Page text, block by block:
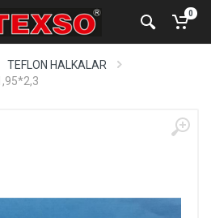
0
TEFLON HALKALAR